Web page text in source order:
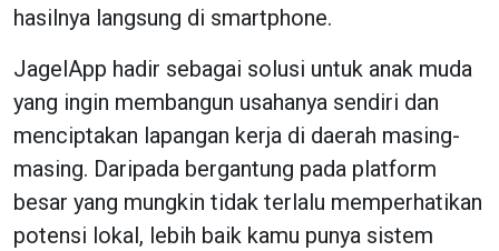
hasilnya langsung di smartphone.
JagelApp hadir sebagai solusi untuk anak muda
yang ingin membangun usahanya sendiri dan
menciptakan lapangan kerja di daerah masing-
masing. Daripada bergantung pada platform
besar yang mungkin tidak terlalu memperhatikan
potensi lokal, lebih baik kamu punya sistem